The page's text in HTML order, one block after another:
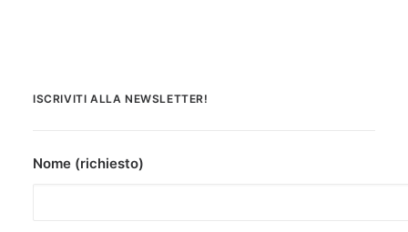
ISCRIVITI ALLA NEWSLETTER!
Nome (richiesto)